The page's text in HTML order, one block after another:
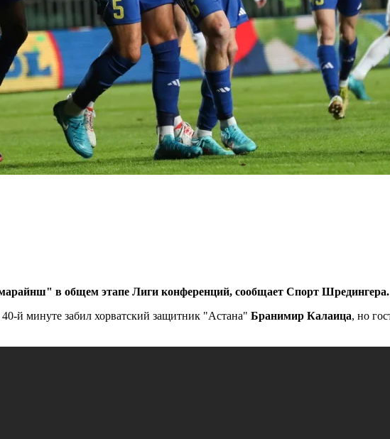
в общем этапе Лиги конференций, сообщает Спорт Шредингера.
й минуте забил хорватский защитник "Астана" Бранимир Калаица, но